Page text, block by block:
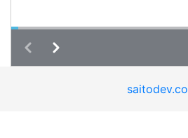
saitodev.co